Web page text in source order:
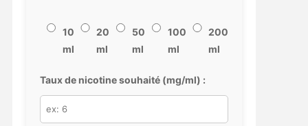
10
ml
20
ml
50
ml
100
ml
200
ml
Taux de nicotine souhaité (mg/ml) :